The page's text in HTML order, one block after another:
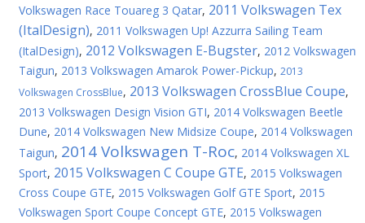
Volkswagen Race Touareg 3 Qatar, 2011 Volkswagen Tex
(ItalDesign), 2011 Volkswagen Up! Azzurra Sailing Team
(ItalDesign), 2012 Volkswagen E-Bugster, 2012 Volkswagen
Taigun, 2013 Volkswagen Amarok Power-Pickup, 2013
Volkswagen CrossBlue, 2013 Volkswagen CrossBlue Coupe,
2013 Volkswagen Design Vision GTI, 2014 Volkswagen Beetle
Dune, 2014 Volkswagen New Midsize Coupe, 2014 Volkswagen
Taigun, 2014 Volkswagen T-Roc, 2014 Volkswagen XL
Sport, 2015 Volkswagen C Coupe GTE, 2015 Volkswagen
Cross Coupe GTE, 2015 Volkswagen Golf GTE Sport, 2015
Volkswagen Sport Coupe Concept GTE, 2015 Volkswagen